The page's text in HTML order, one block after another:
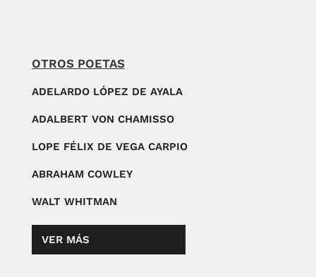
OTROS POETAS
ADELARDO LÓPEZ DE AYALA
ADALBERT VON CHAMISSO
LOPE FÉLIX DE VEGA CARPIO
ABRAHAM COWLEY
WALT WHITMAN
VER MÁS